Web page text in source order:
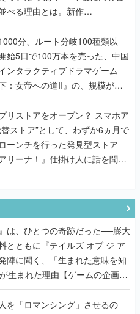
べる理由とは。新作
EXTREME』で初タッグを組
ンド2人に訊く開発秘話
分、ルート分岐100種類以
始5日で100万本を売った、中国
ンタラクティブドラマゲーム
：女帝への道II』の、規模が違
をプロデューサーに聞いた
ストアをオープン？ スマホア
ストア”として、わずか6ヵ月で
ーンチを行った発見型ストア
リーナ！』仕掛け人に話を聞い
は、ひとつの奇跡だった──膨大
とともに『テイルズ オブ ジ ア
陣に聞く、「生まれた意味を知
生まれた理由【ゲームの企画
を「ロマンシング」させるの